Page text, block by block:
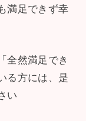
満足できず幸
全然満足でき
る方には、是
い